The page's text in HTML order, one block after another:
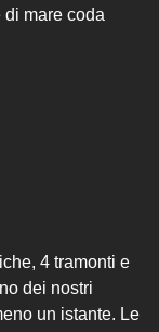
mare coda
4 tramonti e
dei nostri
un istante. Le